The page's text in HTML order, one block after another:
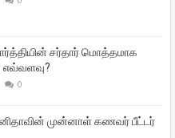
சர்தார் மொத்தமாக
0
முன்னாள் கணவர் பீட்டர்